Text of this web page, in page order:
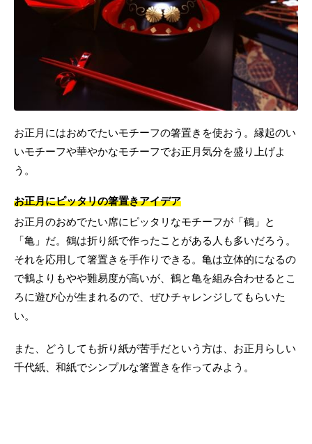
お正月にはおめでたいモチーフの箸置きを使おう。縁起のい
いモチーフや華やかなモチーフでお正月気分を盛り上げよ
う。
お正月にピッタリの箸置きアイデア
お正月のおめでたい席にピッタリなモチーフが「鶴」と
「亀」だ。鶴は折り紙で作ったことがある人も多いだろう。
それを応用して箸置きを手作りできる。亀は立体的になるの
で鶴よりもやや難易度が高いが、鶴と亀を組み合わせるとこ
ろに遊び心が生まれるので、ぜひチャレンジしてもらいた
い。
また、どうしても折り紙が苦手だという方は、お正月らしい
千代紙、和紙でシンプルな箸置きを作ってみよう。